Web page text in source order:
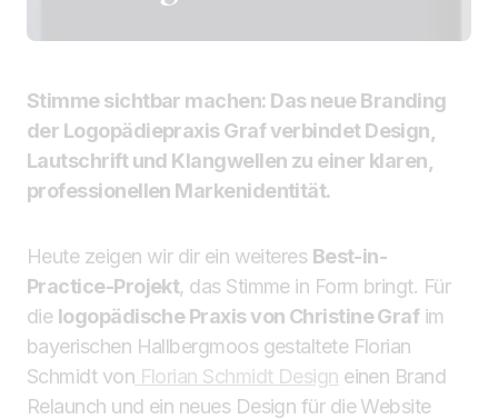
Stimme sichtbar machen: Das neue Branding
der Logopädiepraxis Graf verbindet Design,
Lautschrift und Klangwellen zu einer klaren,
professionellen Markenidentität.
Heute zeigen wir dir ein weiteres Best-in-
Practice-Projekt, das Stimme in Form bringt. Für
die logopädische Praxis von Christine Grafim
bayerischen Hallbergmoos gestaltete Florian
Schmidt von Florian Schmidt Design einen Brand
Relaunch und ein neues Design für die Website